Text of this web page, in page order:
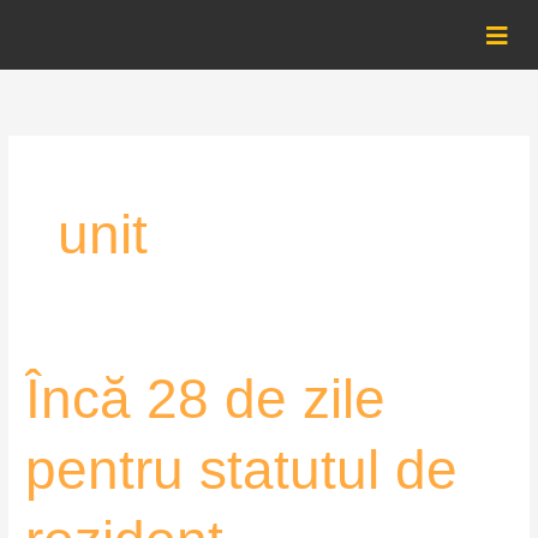
content
unit
Încă 28 de zile
pentru statutul de
Încă
zile
pentru
statutul